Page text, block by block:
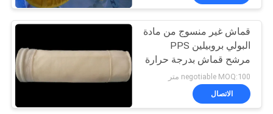
قماش غير منسوج من مادة
البولي بروبيلين PPS
مرشح قماش بدرجة حرارة
عالية
negotiable MOQ:100 متر
الاتصال